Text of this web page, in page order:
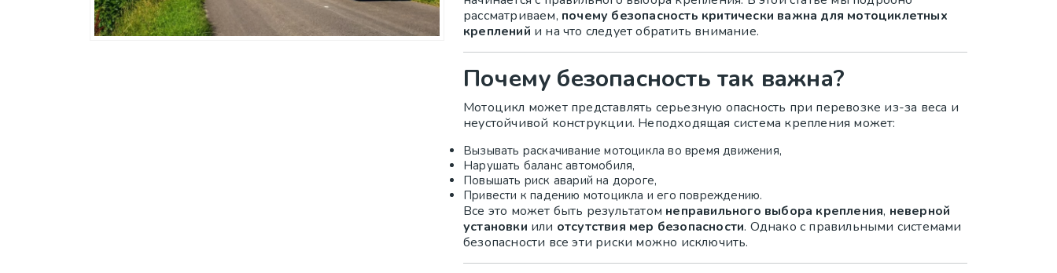
рассматриваем, почему безопасность критически важна для мотоциклетных
креплений и на что следует обратить внимание.
Почему безопасность так важна?
Мотоцикл может представлять серьезную опасность при перевозке из-за веса и
неустойчивой конструкции. Неподходящая система крепления может:
Вызывать раскачивание мотоцикла во время движения,
Нарушать баланс автомобиля,
Повышать риск аварий на дороге,
Привести к падению мотоцикла и его повреждению.
Все это может быть результатом неправильного выбора крепления, неверной
установки или отсутствия мер безопасности. Однако с правильными системами
безопасности все эти риски можно исключить.